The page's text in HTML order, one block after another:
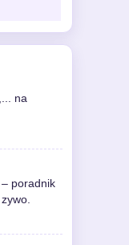
na
poradnik